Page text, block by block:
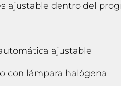
ajustable dentro del
ajustable
con lámpara halógena